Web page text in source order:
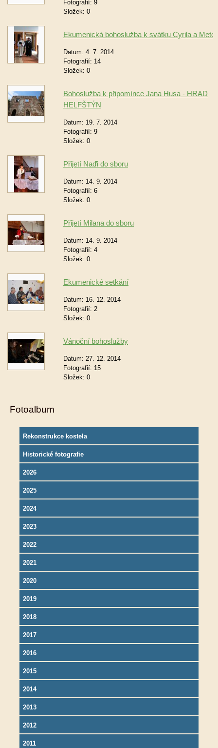
Fotografií: 9
Složek: 0
Ekumenická bohoslužba k svátku Cyrila a
Datum: 4. 7. 2014
Fotografií: 14
Složek: 0
Bohoslužba k připomínce Jana Husa - HRAD
HELFŠTÝN
Datum: 19. 7. 2014
Fotografií: 9
Složek: 0
Přijetí Naďi do sboru
Datum: 14. 9. 2014
Fotografií: 6
Složek: 0
Přijetí Milana do sboru
Datum: 14. 9. 2014
Fotografií: 4
Složek: 0
Ekumenické setkání
Datum: 16. 12. 2014
Fotografií: 2
Složek: 0
Vánoční bohoslužby
Datum: 27. 12. 2014
Fotografií: 15
Složek: 0
Fotoalbum
Rekonstrukce kostela
Historické fotografie
2026
2025
2024
2023
2022
2021
2020
2019
2018
2017
2016
2015
2014
2013
2012
2011